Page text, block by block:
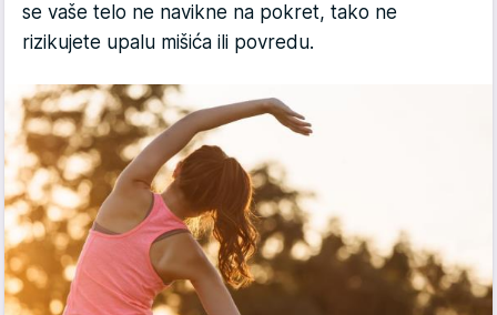
se vaše telo ne navikne na pokret, tako ne
rizikujete upalu mišića ili povredu.